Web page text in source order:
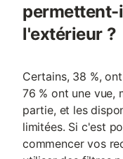
permettent-
l'extérieur ?
Certains, 38 %,
76 % ont une vue,
partie, et les
limitées. Si c'est
commencer vos